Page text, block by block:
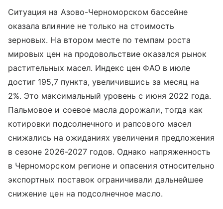
Ситуация на Азово-Черноморском бассейне
оказала влияние не только на стоимость
зерновых. На втором месте по темпам роста
мировых цен на продовольствие оказался рынок
растительных масел. Индекс цен ФАО в июле
достиг 195,7 пункта, увеличившись за месяц на
2%. Это максимальный уровень с июня 2022 года.
Пальмовое и соевое масла дорожали, тогда как
котировки подсолнечного и рапсового масел
снижались на ожиданиях увеличения предложения
в сезоне 2026-2027 годов. Однако напряженность
в Черноморском регионе и опасения относительно
экспортных поставок ограничивали дальнейшее
снижение цен на подсолнечное масло.